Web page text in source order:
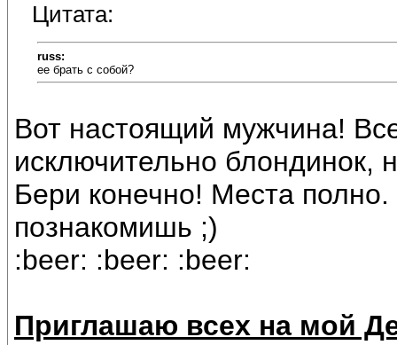
Цитата:
russ:
ее брать с собой?
Вот настоящий мужчина!
исключительно блондинок,
Бери конечно! Места
познакомишь ;)
:beer: :beer: :beer:
Приглашаю всех на мой